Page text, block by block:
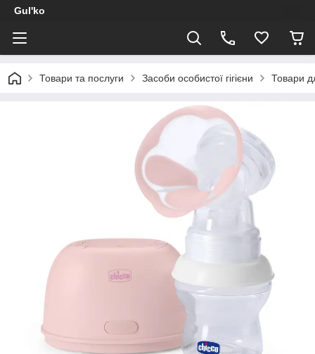
Gul'ko
Товари та послуги Засоби особистої гігієни Товари